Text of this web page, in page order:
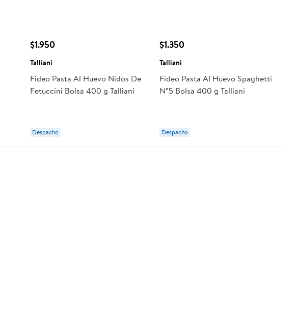
$1.950
Talliani
Fideo Pasta Al Huevo Nidos De
Fetuccini Bolsa 400 g Talliani
Despacho
$1.350
Talliani
Fideo Pasta Al Huevo Spaghetti
N°5 Bolsa 400 g Talliani
Despacho